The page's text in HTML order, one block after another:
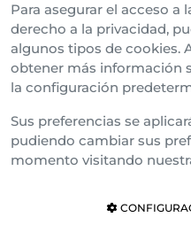
Gipuzko Buru Batzar
Ipar Buru Batzar
Napar Buru Batzar
Para asegurar el acceso a
derecho a la privacidad,
algunos tipos de cookies.
obtener más información
la configuración
Sus preferencias se
pudiendo cambiar sus
momento visitando